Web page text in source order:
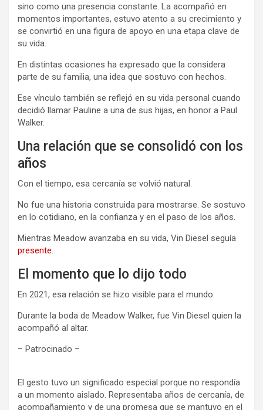
sino como una presencia constante. La acompañó en
momentos importantes, estuvo atento a su crecimiento y
se convirtió en una figura de apoyo en una etapa clave de
su vida.
En distintas ocasiones ha expresado que la considera
parte de su familia, una idea que sostuvo con hechos.
Ese vínculo también se reflejó en su vida personal cuando
decidió llamar Pauline a una de sus hijas, en honor a Paul
Walker.
Una relación que se consolidó con los
años
Con el tiempo, esa cercanía se volvió natural.
No fue una historia construida para mostrarse. Se sostuvo
en lo cotidiano, en la confianza y en el paso de los años.
Mientras Meadow avanzaba en su vida, Vin Diesel seguía
presente.
El momento que lo dijo todo
En 2021, esa relación se hizo visible para el mundo.
Durante la boda de Meadow Walker, fue Vin Diesel quien la
acompañó al altar.
– Patrocinado –
El gesto tuvo un significado especial porque no respondía
a un momento aislado. Representaba años de cercanía, de
acompañamiento y de una promesa que se mantuvo en el